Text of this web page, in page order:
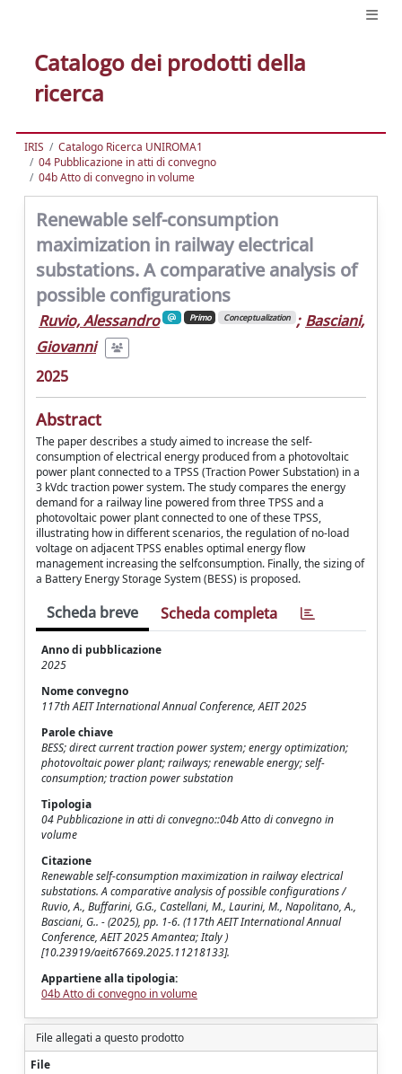
Catalogo dei prodotti della
ricerca
IRIS
Catalogo Ricerca UNIROMA1
04 Pubblicazione in atti di convegno
04b Atto di convegno in volume
Renewable self-consumption
maximization in railway electrical
substations. A comparative analysis of
possible configurations
Ruvio, Alessandro Primo Conceptualization ; Basciani,
Giovanni
2025
Abstract
The paper describes a study aimed to increase the self-
consumption of electrical energy produced from a photovoltaic
power plant connected to a TPSS (Traction Power Substation) in a
3 kVdc traction power system. The study compares the energy
demand for a railway line powered from three TPSS and a
photovoltaic power plant connected to one of these TPSS,
illustrating how in different scenarios, the regulation of no-load
voltage on adjacent TPSS enables optimal energy flow
management increasing the selfconsumption. Finally, the sizing of
a Battery Energy Storage System (BESS) is proposed.
Scheda breve Scheda completa
Anno di pubblicazione
2025
Nome convegno
117th AEIT International Annual Conference, AEIT 2025
Parole chiave
BESS; direct current traction power system; energy optimization;
photovoltaic power plant; railways; renewable energy; self-
consumption; traction power substation
Tipologia
04 Pubblicazione in atti di convegno::04b Atto di convegno in
volume
Citazione
Renewable self-consumption maximization in railway electrical
substations. A comparative analysis of possible configurations /
Ruvio, A., Buffarini, G.G., Castellani, M., Laurini, M., Napolitano, A.,
Basciani, G.. - (2025), pp. 1-6. (117th AEIT International Annual
Conference, AEIT 2025 Amantea; Italy )
[10.23919/aeit67669.2025.11218133].
Appartiene alla tipologia:
04b Atto di convegno in volume
File allegati a questo prodotto
File